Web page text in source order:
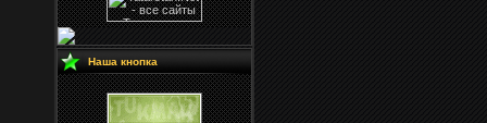
Наша кнопка